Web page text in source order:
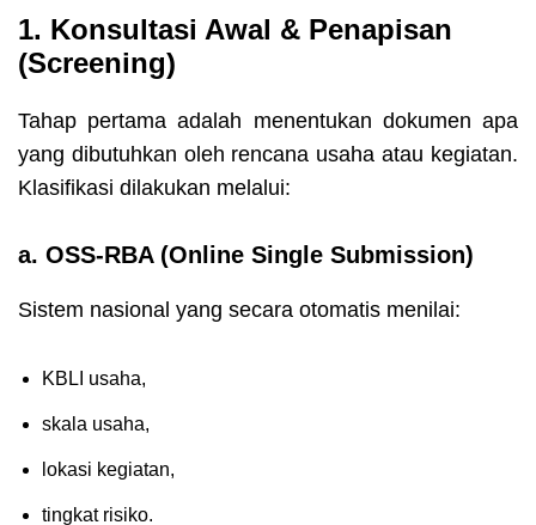
1. Konsultasi Awal & Penapisan
(Screening)
Tahap pertama adalah menentukan dokumen apa
yang dibutuhkan oleh rencana usaha atau kegiatan.
Klasifikasi dilakukan melalui:
a. OSS-RBA (Online Single Submission)
Sistem nasional yang secara otomatis menilai:
KBLI usaha,
skala usaha,
lokasi kegiatan,
tingkat risiko.